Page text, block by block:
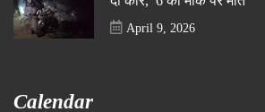
April 9, 2026
Calendar